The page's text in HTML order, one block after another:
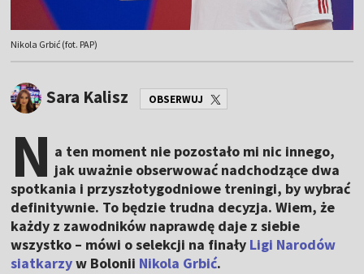
Nikola Grbić (fot. PAP)
Sara Kalisz OBSERWUJ
N a ten moment nie pozostało mi nic innego,
jak uważnie obserwować nadchodzące dwa
spotkania i przyszłotygodniowe treningi, by wybrać
definitywnie. To będzie trudna decyzja. Wiem, że
każdy z zawodników naprawdę daje z siebie
wszystko – mówi o selekcji na finały Ligi Narodów
siatkarzyw Bolonii Nikola Grbić.